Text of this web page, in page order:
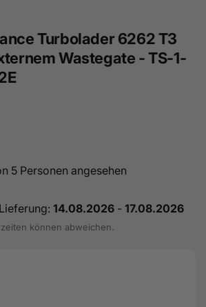
Turbolader 6262 T3
Wastegate - TS-1-
5 Personen angesehen
14.08.2026 - 17.08.2026
können abweichen.